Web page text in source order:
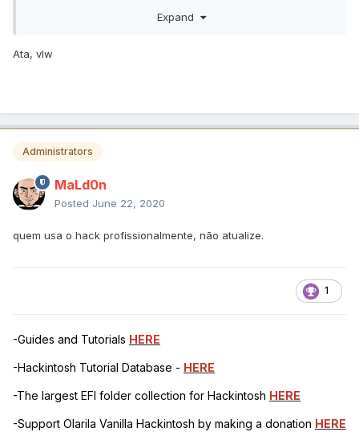
OBS: eu resolvi refazendo a instalação do 0 ja na versão
Ta certo, é 10.6 Beta mesmo, deve ser porque ta em Beta,
Expand
Ata, vlw
Administrators
MaLd0n
Posted June 22, 2020
quem usa o hack profissionalmente, não atualize.
1
-Guides and Tutorials HERE
-Hackintosh Tutorial Database - HERE
-The largest EFI folder collection for Hackintosh HERE
-Support Olarila Vanilla Hackintosh by making a donation HERE